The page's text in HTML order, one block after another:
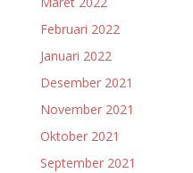
Februari 2022
Januari 2022
Desember 2021
November 2021
Oktober 2021
September 2021